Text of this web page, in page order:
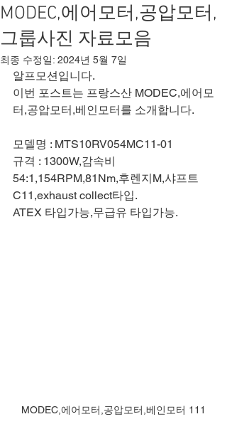
MODEC,에어모터,공압모터,
그룹사진 자료모음
최종 수정일: 2024년 5월 7일
알프모션입니다.
이번 포스트는 프랑스산 MODEC,에어모
터,공압모터,베인모터를 소개합니다.
모델명 : MTS10RV054MC11-01
규격 : 1300W,감속비
54:1,154RPM,81Nm,후렌지M,샤프트
C11,exhaust collect타입.
ATEX 타입가능,무급유 타입가능.
MODEC,에어모터,공압모터,베인모터 111